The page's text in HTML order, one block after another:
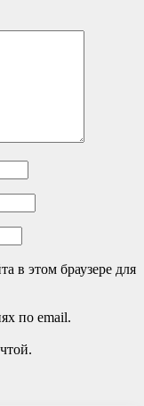
в этом браузере для
по email.